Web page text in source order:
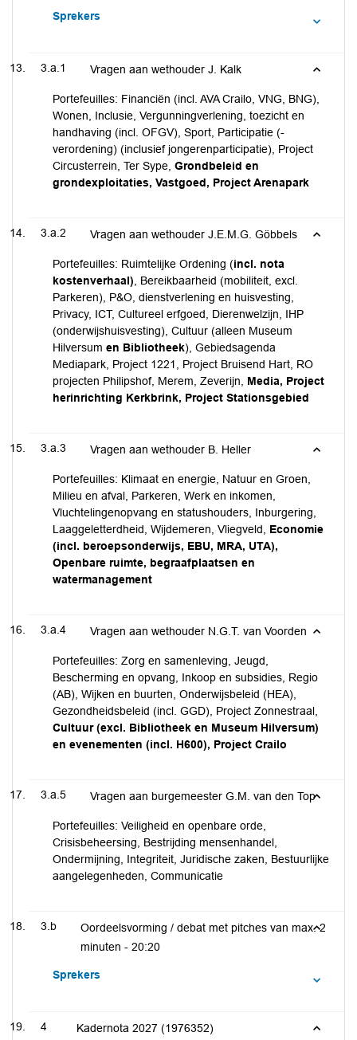
Sprekers
3.a.1 Vragen aan wethouder J. Kalk
Portefeuilles: Financiën (incl. AVA Crailo, VNG, BNG),
Wonen, Inclusie, Vergunningverlening, toezicht en
handhaving (incl. OFGV), Sport, Participatie (-
verordening) (inclusief jongerenparticipatie), Project
Circusterrein, Ter Sype, Grondbeleid en
grondexploitaties, Vastgoed, Project Arenapark
3.a.2 Vragen aan wethouder J.E.M.G. Göbbels
Portefeuilles: Ruimtelijke Ordening (incl. nota
kostenverhaal) , Bereikbaarheid (mobiliteit, excl.
Parkeren), P&O, dienstverlening en huisvesting,
Privacy, ICT, Cultureel erfgoed, Dierenwelzijn, IHP
(onderwijshuisvesting), Cultuur (alleen Museum
Hilversum en Bibliotheek), Gebiedsagenda
Mediapark, Project 1221, Project Bruisend Hart, RO
projecten Philipshof, Merem, Zeverijn, Media, Project
herinrichting Kerkbrink, Project Stationsgebied
3.a.3 Vragen aan wethouder B. Heller
Portefeuilles: Klimaat en energie, Natuur en Groen,
Milieu en afval, Parkeren, Werk en inkomen,
Vluchtelingenopvang en statushouders, Inburgering,
Laaggeletterdheid, Wijdemeren, Vliegveld, Economie
(incl. beroepsonderwijs, EBU, MRA, UTA),
Openbare ruimte, begraafplaatsen en
watermanagement
3.a.4 Vragen aan wethouder N.G.T. van Voorden
Portefeuilles: Zorg en samenleving, Jeugd,
Bescherming en opvang, Inkoop en subsidies, Regio
(AB), Wijken en buurten, Onderwijsbeleid (HEA),
Gezondheidsbeleid (incl. GGD), Project Zonnestraal,
Cultuur (excl. Bibliotheek en Museum Hilversum)
en evenementen (incl. H600), Project Crailo
3.a.5 Vragen aan burgemeester G.M. van den Top
Portefeuilles: Veiligheid en openbare orde,
Crisisbeheersing, Bestrijding mensenhandel,
Ondermijning, Integriteit, Juridische zaken, Bestuurlijke
aangelegenheden, Communicatie
3.b
Oordeelsvorming / debat met pitches van max. 2
minuten - 20:20
Sprekers
4 Kadernota 2027 (1976352)